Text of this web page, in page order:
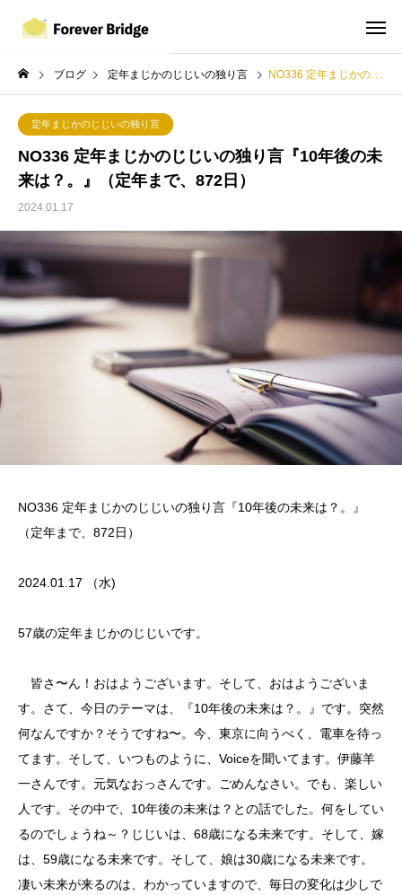
ブログ 定年まじかのじじいの独り言 NO336 定年まじかのじじいの独り言『10年後の未来は？。』（定年まで、872日）
定年まじかのじじいの独り言
NO336 定年まじかのじじいの独り言『10年後の未
来は？。』（定年まで、872日）
2024.01.17
NO336 定年まじかのじじいの独り言『10年後の未来は？。』
（定年まで、872日）
2024.01.17 （水)
57歳の定年まじかのじじいです。
皆さ〜ん！おはようございます。そして、おはようございま
す。さて、今日のテーマは、『10年後の未来は？。』です。突然
何なんですか？そうですね〜。今、東京に向うべく、電車を待っ
てます。そして、いつものように、Voiceを聞いてます。伊藤羊
一さんです。元気なおっさんです。ごめんなさい。でも、楽しい
人です。その中で、10年後の未来は？との話でした。何をしてい
るのでしょうね～？じじいは、68歳になる未来です。そして、嫁
は、59歳になる未来です。そして、娘は30歳になる未来です。
凄い未来が来るのは、わかっていますので、毎日の変化は少しで